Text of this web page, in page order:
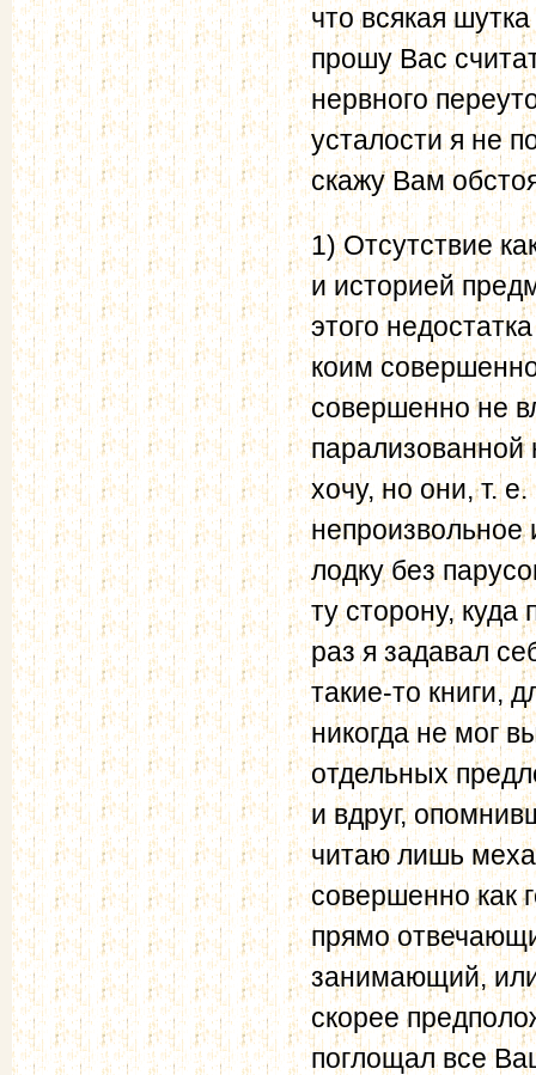
что всякая
прошу Вас
нервного
усталости я не
скажу Вам
1) Отсутствие
и историей
этого
коим
совершенно не
парализованной
хочу, но они, т.
непроизвольное
лодку без
ту сторону,
раз я задавал
такие-то книги,
никогда не мог
отдельных
и вдруг,
читаю лишь
совершенно как
прямо
занимающий,
скорее
поглощал все